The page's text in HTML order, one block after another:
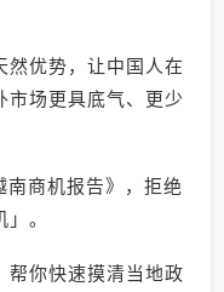
然优势，让中国人在
市场更具底气、更少
商机报告》，拒绝
。
帮你快速摸清当地政